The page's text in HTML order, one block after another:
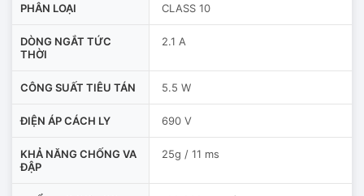
PHÂN LOẠI CLASS 10
DÒNG NGẮT TỨC
THỜI
2.1 A
CÔNG SUẤT TIÊU TÁN 5.5 W
ĐIỆN ÁP CÁCH LY 690 V
KHẢ NĂNG CHỐNG VA
ĐẬP
25g / 11 ms